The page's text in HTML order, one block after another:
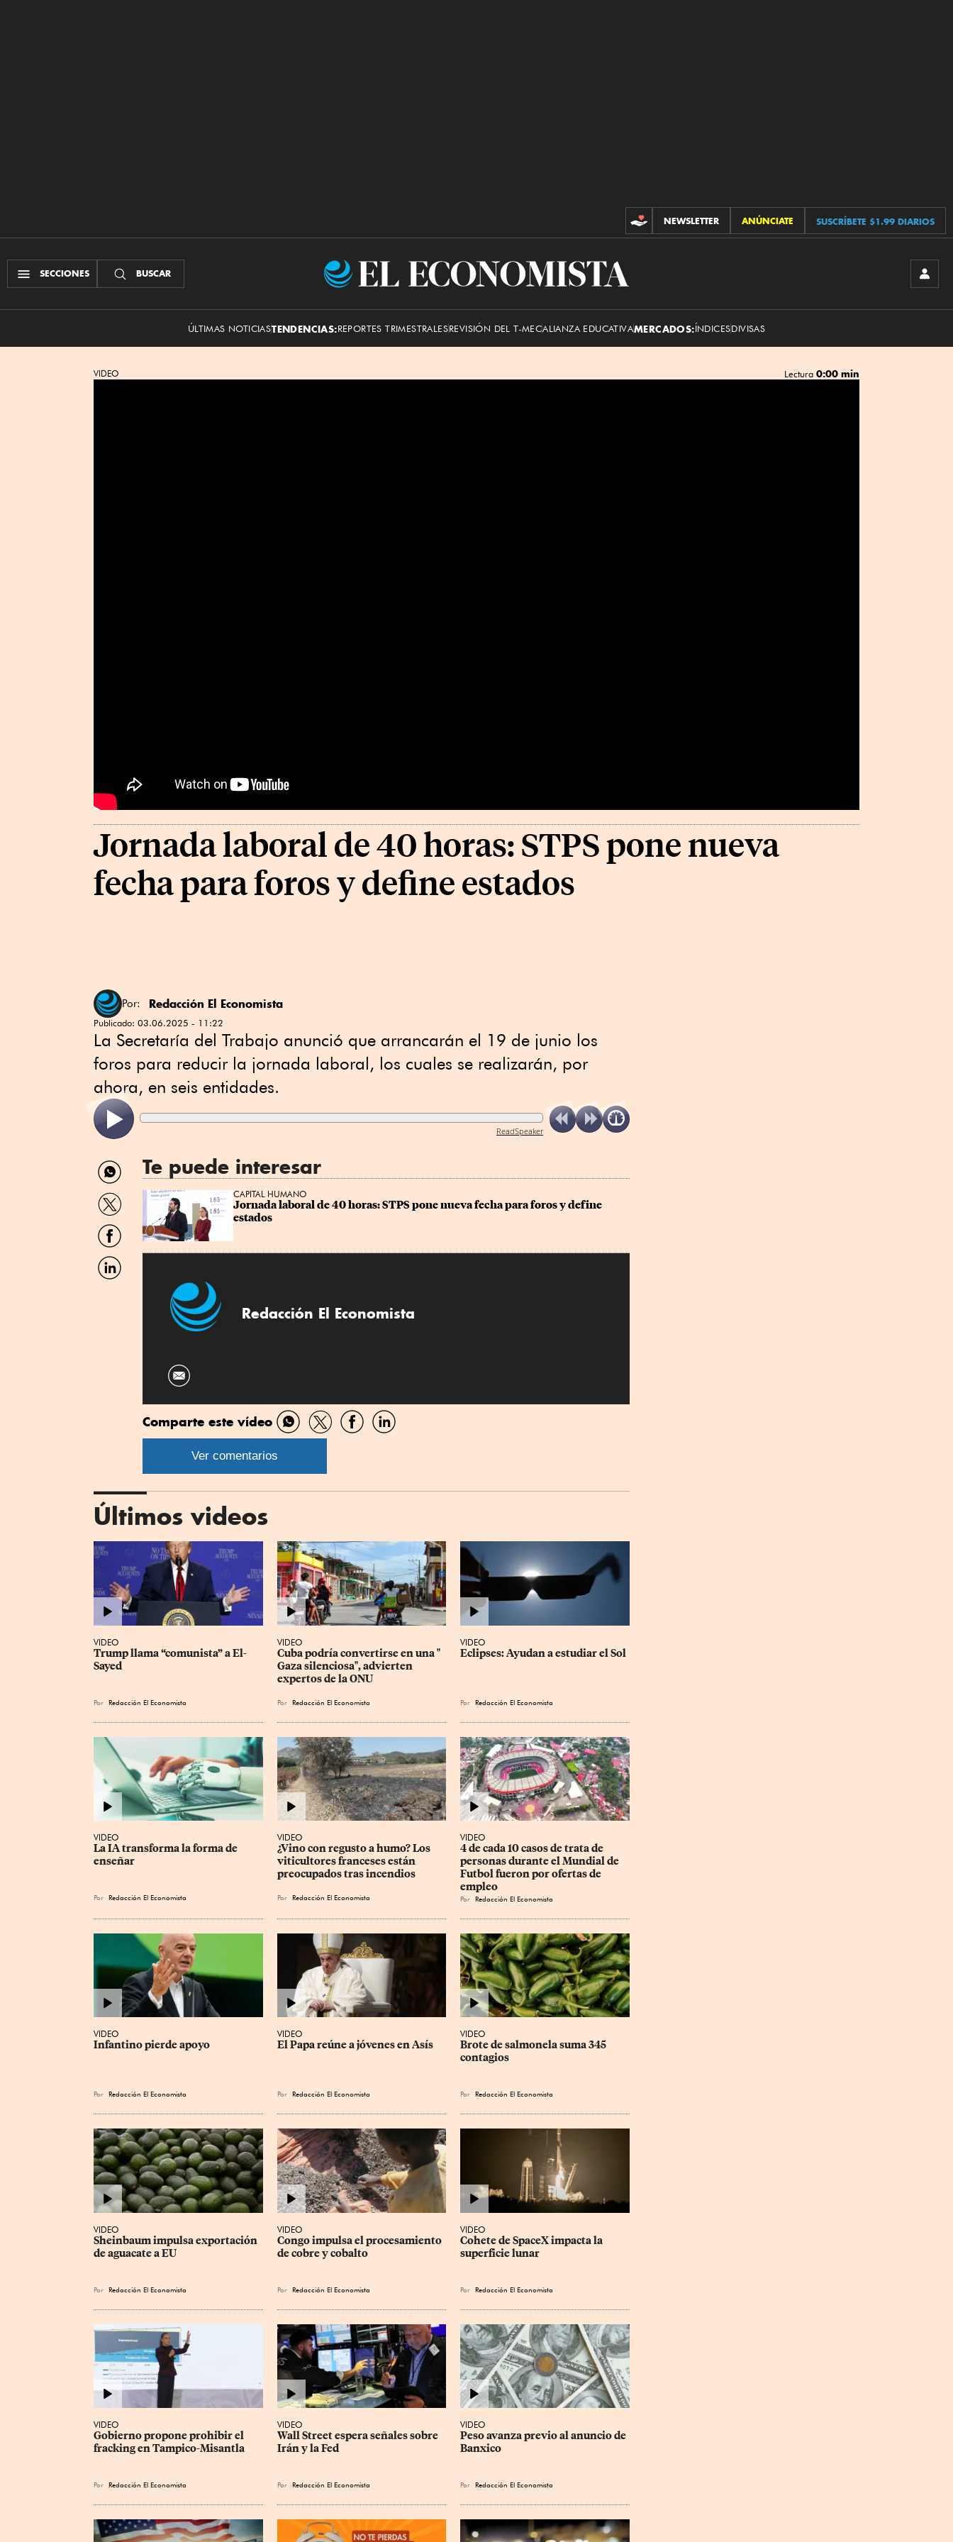
CONTRIBUCIONES
NEWSLETTER ANÚNCIATE SUSCRÍBETE $1.99 DIARIOS
SECCIONES BUSCAR
El
ÚLTIMAS NOTICIASTENDENCIAS:REPORTES TRIMESTRALESREVISIÓN DEL T-MECALIANZA EDUCATIVAMERCADOS:ÍNDICESDIVISAS
VIDEO Lectura 0:00 min
Jornada laboral de 40 horas: STPS pone nueva
fecha para foros y define estados
Por: Redacción El Economista
Publicado: 03.06.2025 - 11:22
La Secretaría del Trabajo anunció que arrancarán el 19 de junio los
foros para reducir la jornada laboral, los cuales se realizarán, por
ahora, en seis entidades.
ReadSpeaker
Compartir
por
WhatsApp
Compartir
por
Twitter
Compartir
por
Facebook
Compartir
por
Te puede interesar
CAPITAL HUMANO
Jornada laboral de 40 horas: STPS pone nueva fecha para foros y define
estados
Redacción El Economista
Comparte este vídeo
Compartir
por
Compartir
por
CompartirCompartir
Ver comentarios
Últimos videos
VIDEO
Trump llama “comunista” a El-
Sayed
Por Redacción El Economista
VIDEO
Cuba podría convertirse en una "
Gaza silenciosa", advierten
expertos de la ONU
Por Redacción El Economista
VIDEO
Eclipses: Ayudan a estudiar el Sol
Por Redacción El Economista
VIDEO
La IA transforma la forma de
enseñar
Por Redacción El Economista
VIDEO
¿Vino con regusto a humo? Los
viticultores franceses están
preocupados tras incendios
Por Redacción El Economista
VIDEO
4 de cada 10 casos de trata de
personas durante el Mundial de
Futbol fueron por ofertas de
empleo
Por Redacción El Economista
VIDEO
Infantino pierde apoyo
Por Redacción El Economista
VIDEO
El Papa reúne a jóvenes en Asís
Por Redacción El Economista
VIDEO
Brote de salmonela suma 345
contagios
Por Redacción El Economista
VIDEO
Sheinbaum impulsa exportación
de aguacate a EU
Por Redacción El Economista
VIDEO
Congo impulsa el procesamiento
de cobre y cobalto
Por Redacción El Economista
VIDEO
Cohete de SpaceX impacta la
superficie lunar
Por Redacción El Economista
VIDEO
Gobierno propone prohibir el
fracking en Tampico-Misantla
Por Redacción El Economista
VIDEO
Wall Street espera señales sobre
Irán y la Fed
Por Redacción El Economista
VIDEO
Peso avanza previo al anuncio de
Banxico
Por Redacción El Economista